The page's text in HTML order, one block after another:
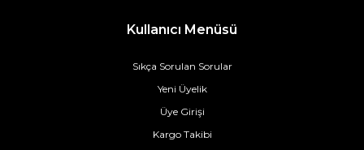
Kullanıcı Menüsü
Sıkça Sorulan Sorular
Yeni Üyelik
Üye Girişi
Kargo Takibi